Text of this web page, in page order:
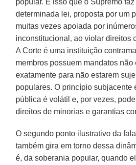
determinada lei, proposta por um
muitas vezes apoiada por
inconstitucional, ao violar direitos
A Corte é uma instituição
membros possuem mandatos
exatamente para não estarem
populares. O princípio subjacente
pública é volátil e, por vezes,
direitos de minorias e garantias
O segundo ponto ilustrativo da
também gira em torno dessa
é, da soberania popular, quando